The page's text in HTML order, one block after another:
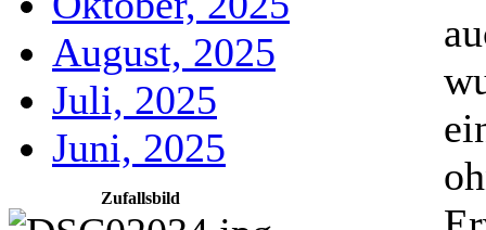
August, 2025
Juli, 2025
Juni, 2025
Zufallsbild